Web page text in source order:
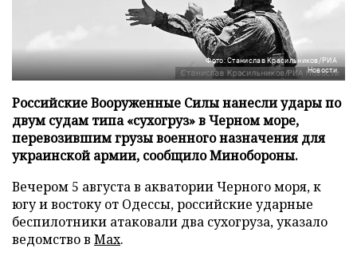
Фото: Станислав Красильников/РИА
Новости
Российские Вооруженные Силы нанесли удары по
двум судам типа «сухогруз» в Черном море,
перевозившим грузы военного назначения для
украинской армии, сообщило Минобороны.
Вечером 5 августа в акватории Черного моря, к
югу и востоку от Одессы, российские ударные
беспилотники атаковали два сухогруза, указало
ведомство в Max.